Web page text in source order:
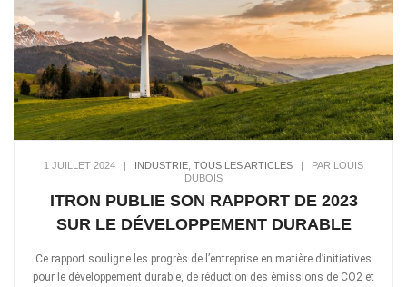
1 JUILLET 2024 | INDUSTRIE TOUS LES ARTICLES | PAR LOUIS
DUBOIS
ITRON PUBLIE SON RAPPORT DE 2023
SUR LE DÉVELOPPEMENT DURABLE
Ce rapport souligne les progrès de l’entreprise en matière d’initiatives
pour le développement durable, de réduction des émissions de CO2 et